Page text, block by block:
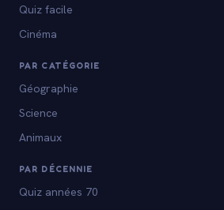
Quiz facile
Cinéma
PAR CATÉGORIE
Géographie
Science
Animaux
PAR DÉCENNIE
Quiz années 70